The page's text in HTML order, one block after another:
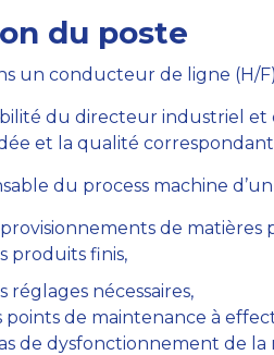
du poste
un conducteur de ligne (H/
du directeur industriel et
et la qualité
du process machine
de
produits finis,
réglages nécessaires,
points de maintenance à
de dysfonctionnement de